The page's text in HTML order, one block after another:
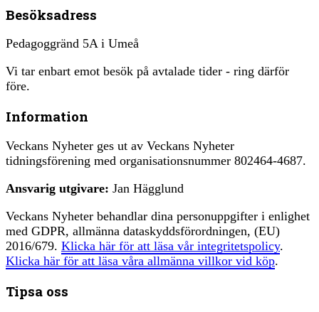
Besöksadress
Pedagoggränd 5A i Umeå
Vi tar enbart emot besök på avtalade tider - ring därför
före.
Information
Veckans Nyheter ges ut av Veckans Nyheter
tidningsförening med organisationsnummer 802464-4687.
Ansvarig utgivare: Jan Hägglund
Veckans Nyheter behandlar dina personuppgifter i enlighet
med GDPR, allmänna dataskyddsförordningen, (EU)
2016/679. Klicka här för att läsa vår integritetspolicy.
Klicka här för att läsa våra allmänna villkor vid köp.
Tipsa oss